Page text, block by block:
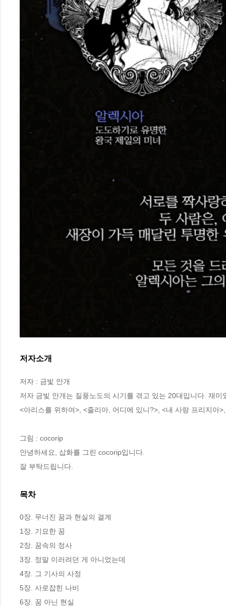
저자소개
저자 : 금빛 안개
저자 금빛 안개는 질풍노도의 시기를 겪고 있는 20대입니다. 재미
<아리스를 위하여>, <줄리아, 어디에 있니?>, <내 사랑 프리지아
그림 : cocorip
안녕하세요, 삽화를 그린 cocorip입니다.
잘 부탁드립니다.
목차
0장. 무너진 꿈과 현실의 결계
1장. 기묘한 꿈
2장. 꿈속의 정사
3장. 정말 이러려던 게 아니었는데
4장. 그 기사의 사정
5장. 사로잡힌 나비
6장. 꿈 아닌 현실